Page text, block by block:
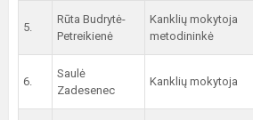
5.
Rūta Budrytė-
Petreikienė
Kanklių mokytoja
metodininkė
6.
Saulė
Zadesenec
Kanklių mokytoja